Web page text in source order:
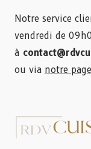
Notre service
vendredi de
à
ou via notre